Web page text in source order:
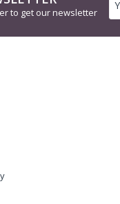
to get our newsletter